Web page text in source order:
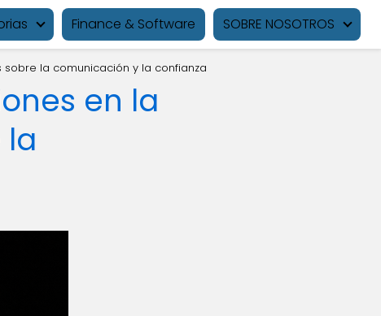
Finance & Software SOBRE NOSOTROS
la comunicación y la confianza
en la
la